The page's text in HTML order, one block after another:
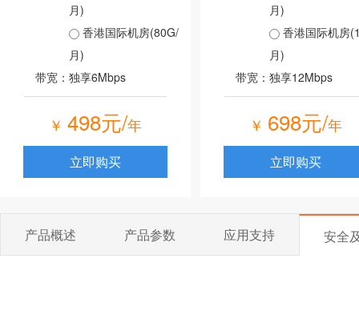
月)
香港国际机房(80G/
月)
带宽： 独享6Mbps
￥ 498元/年
立即购买
月)
香港国际机房
月)
带宽： 独享12Mbps
￥ 698元/年
立即购买
产品概述 产品参数 应用支持 安全